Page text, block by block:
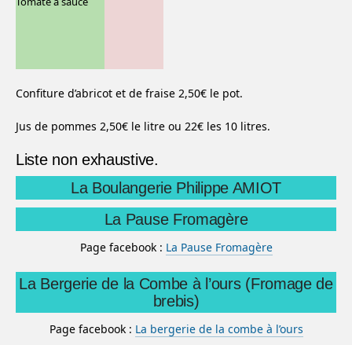
Confiture d’abricot et de fraise 2,50€ le pot.
Jus de pommes 2,50€ le litre ou 22€ les 10 litres.
Liste non exhaustive.
La Boulangerie Philippe AMIOT
La Pause Fromagère
Page facebook : La Pause Fromagère
La Bergerie de la Combe à l’ours (Fromage de
brebis)
Page facebook : La bergerie de la combe à l’ours